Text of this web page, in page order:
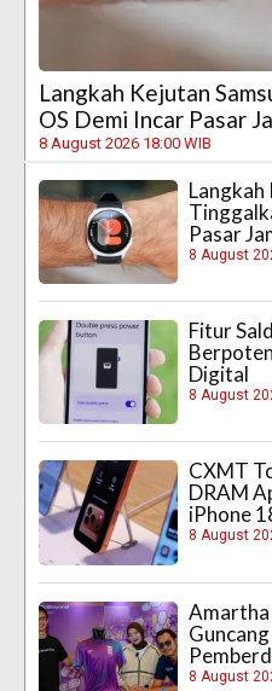
Langkah Kejutan
OS Demi Incar Pasar
8 August 2026 18:00 WIB
Langkah
Pasar
8 August
Fitur
Digital
8 August
CXMT
DRAM
iPhone
8 August
Amartha
8 August